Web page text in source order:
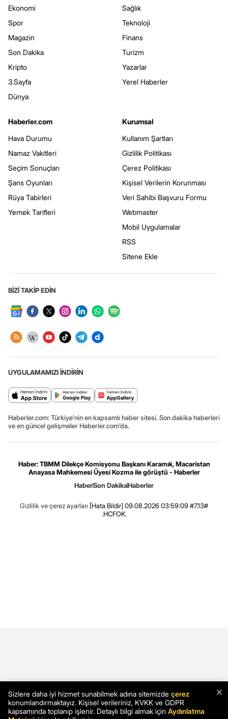
Ekonomi
Spor
Magazin
Son Dakika
Kripto
3.Sayfa
Dünya
Sağlık
Teknoloji
Finans
Turizm
Yazarlar
Yerel Haberler
Haberler.com
Hava Durumu
Namaz Vakitleri
Seçim Sonuçları
Şans Oyunları
Rüya Tabirleri
Yemek Tarifleri
Kurumsal
Kullanım Şartları
Gizlilik Politikası
Çerez Politikası
Kişisel Verilerin Korunması
Veri Sahibi Başvuru Formu
Webmaster
Mobil Uygulamalar
RSS
Sitene Ekle
BİZİ TAKİP EDİN
UYGULAMAMIZI İNDİRİN
Haberler.com: Türkiye’nin en kapsamlı haber sitesi. Son dakika haberleri
ve en güncel gelişmeler Haberler.com’da.
Haber: TBMM Dilekçe Komisyonu Başkanı Karamık, Macaristan
Anayasa Mahkemesi Üyesi Kozma ile görüştü - Haberler
HaberSon DakikaHaberler
Gizlilik ve çerez ayarları [Hata Bildir] 09.08.2026 03:59:09 #7.13#
.HCFOK.
×
Sizlere daha iyi hizmet sunabilmek adına sitemizde çerez
konumlandırmaktayız. Kişisel verileriniz, KVKK ve GDPR
kapsamında toplanıp işlenir. Detaylı bilgi almak için Aydınlatma